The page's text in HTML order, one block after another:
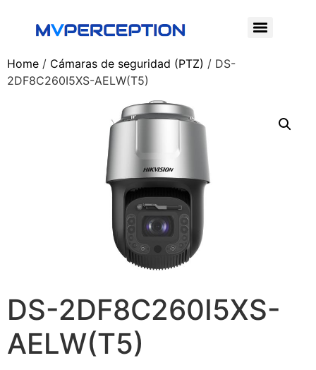
Home / Cámaras de seguridad (PTZ) / DS-
2DF8C260I5XS-AELW(T5)
DS-2DF8C260I5XS-
AELW(T5)